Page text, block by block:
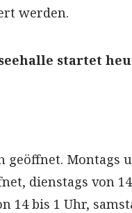
werden.
startet
geöffnet. Montags
dienstags von
14 bis 1 Uhr,